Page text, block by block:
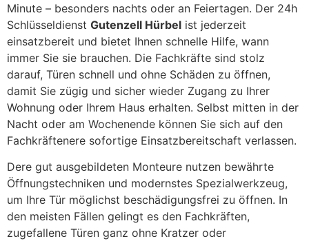
Minute – besonders nachts oder an Feiertagen. Der 24h
Schlüsseldienst Gutenzell Hürbel ist jederzeit
einsatzbereit und bietet Ihnen schnelle Hilfe, wann
immer Sie sie brauchen. Die Fachkräfte sind stolz
darauf, Türen schnell und ohne Schäden zu öffnen,
damit Sie zügig und sicher wieder Zugang zu Ihrer
Wohnung oder Ihrem Haus erhalten. Selbst mitten in der
Nacht oder am Wochenende können Sie sich auf den
Fachkräftenere sofortige Einsatzbereitschaft verlassen.
Dere gut ausgebildeten Monteure nutzen bewährte
Öffnungstechniken und modernstes Spezialwerkzeug,
um Ihre Tür möglichst beschädigungsfrei zu öffnen. In
den meisten Fällen gelingt es den Fachkräften,
zugefallene Türen ganz ohne Kratzer oder